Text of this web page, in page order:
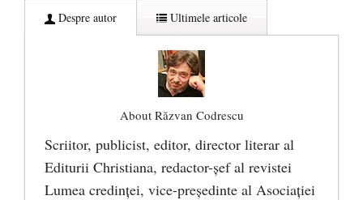
Despre autor Ultimele articole
About Răzvan Codrescu
Scriitor, publicist, editor, director literar al
Editurii Christiana, redactor-şef al revistei
Lumea credinţei, vice-preşedinte al Asociaţiei